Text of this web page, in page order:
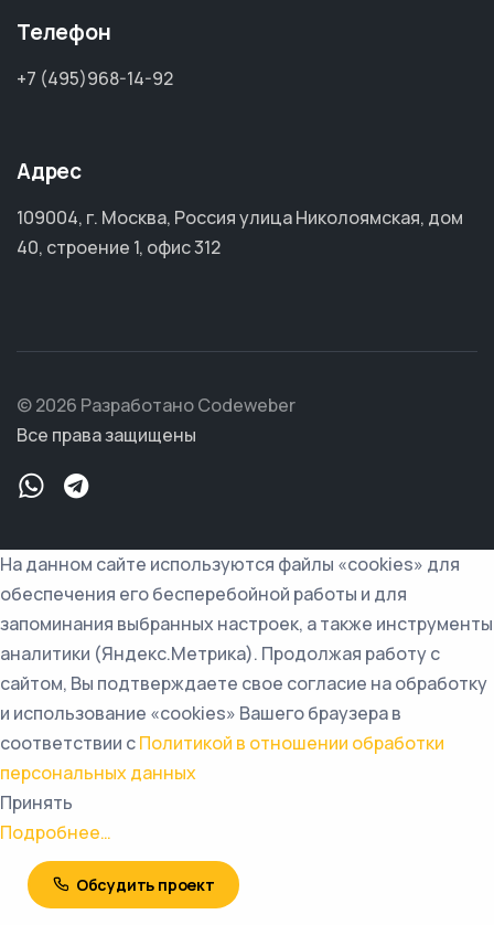
Телефон
+7 (495)968-14-92
Адрес
109004, г. Москва, Россия улица Николоямская, дом
40, строение 1, офис 312
© 2026 Разработано Codeweber
Все права защищены
На данном сайте используются файлы «cookies» для
обеспечения его бесперебойной работы и для
запоминания выбранных настроек, а также инструменты
аналитики (Яндекс.Метрика). Продолжая работу с
сайтом, Вы подтверждаете свое согласие на обработку
и использование «cookies» Вашего браузера в
соответствии сПолитикой в отношении обработки
персональных данных
Принять
Подробнее…
Обсудить проект